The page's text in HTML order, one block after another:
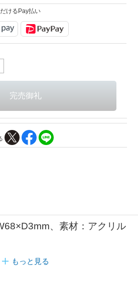
けるPay払い
、素材：アクリル
もっと見る